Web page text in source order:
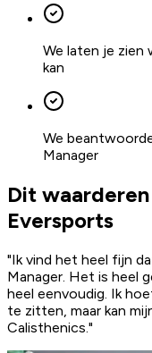
We laten je zien
kan
We
Manager
Dit
Eversports
"Ik vind het heel fijn
Manager. Het is heel
heel eenvoudig. Ik
te zitten, maar kan
Calisthenics."